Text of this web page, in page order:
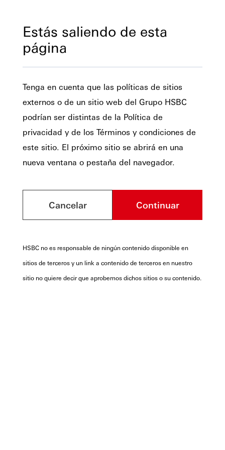
Estás saliendo de esta
página
Tenga en cuenta que las políticas de sitios
externos o de un sitio web del Grupo HSBC
podrían ser distintas de la Política de
privacidad y de los Términos y condiciones de
este sitio. El próximo sitio se abrirá en una
nueva ventana o pestaña del navegador.
Cancelar Continuar
HSBC no es responsable de ningún contenido disponible en
sitios de terceros y un link a contenido de terceros en nuestro
sitio no quiere decir que aprobemos dichos sitios o su contenido.